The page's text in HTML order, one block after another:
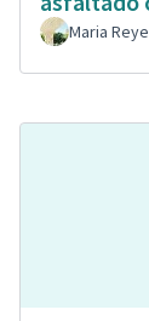
Maria